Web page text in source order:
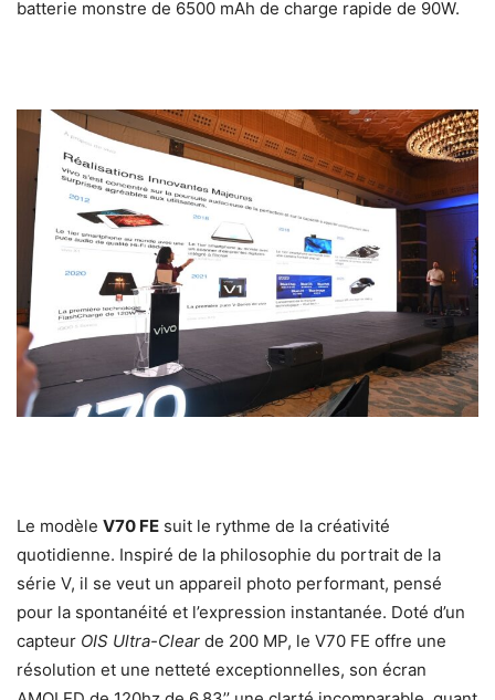
batterie monstre de 6500 mAh de charge rapide de 90W.
Le modèle V70 FE suit le rythme de la créativité
quotidienne. Inspiré de la philosophie du portrait de la
série V, il se veut un appareil photo performant, pensé
pour la spontanéité et l’expression instantanée. Doté d’un
capteur OIS Ultra-Clear de 200 MP, le V70 FE offre une
résolution et une netteté exceptionnelles, son écran